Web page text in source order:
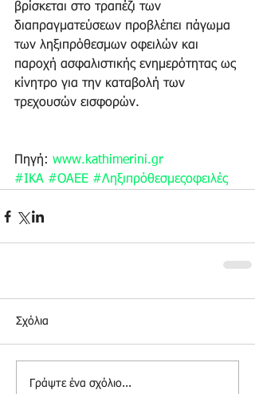
βρίσκεται στο τραπέζι των
διαπραγματεύσεων προβλέπει πάγωμα
των ληξιπρόθεσμων οφειλών και
παροχή ασφαλιστικής ενημερότητας ως
κίνητρο για την καταβολή των
τρεχουσών εισφορών.
Πηγή: www.kathimerini.gr
#ΙΚΑ #ΟΑΕΕ #Ληξιπρόθεσμεςοφειλές
Σχόλια
Γράψτε ένα σχόλιο...